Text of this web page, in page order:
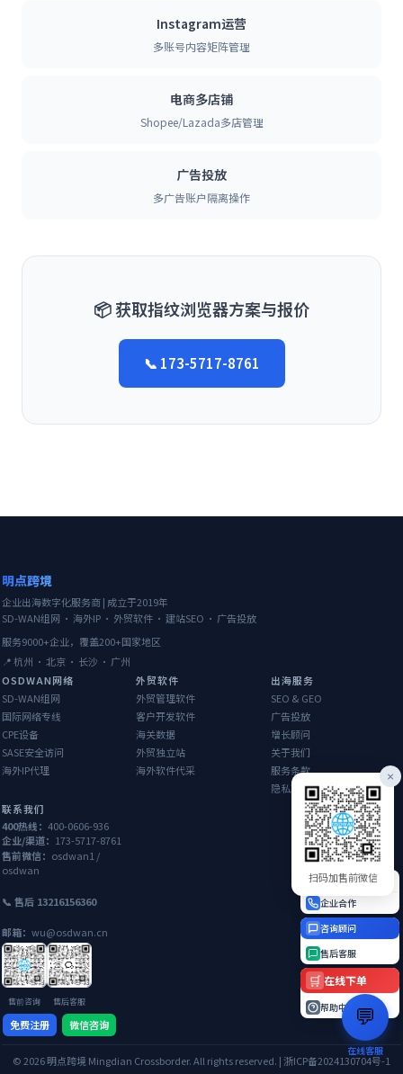
Instagram运营
多账号内容矩阵管理
电商多店铺
Shopee/Lazada多店管理
广告投放
多广告账户隔离操作
📦 获取指纹浏览器方案与报价
📞 173-5717-8761
400热线
企业合作
咨询顾问
售后客服
🛒 在线下单
帮助中心
扫码加售前微信
×
明点跨境
企业出海数字化服务商 | 成立于2019年
SD-WAN组网 · 海外IP · 外贸软件 · 建站SEO · 广告投放
服务9000+企业，覆盖200+国家地区
📍 杭州 · 北京 · 长沙 · 广州
OSDWAN网络
SD-WAN组网
国际网络专线
CPE设备
SASE安全访问
海外IP代理
外贸软件
外贸管理软件
客户开发软件
海关数据
外贸独立站
海外软件代采
出海服务
SEO & GEO
广告投放
增长顾问
关于我们
服务条款
隐私政策
联系我们
400热线： 400-0606-936
企业/渠道： 173-5717-8761
售前微信： osdwan1 /
osdwan
📞 售后 13216156360
邮箱： wu@osdwan.cn
售前咨询 售后客服
免费注册 微信咨询
© 2026 明点跨境 Mingdian Crossborder. All rights reserved. | 浙ICP备2024130704号-1
💬
在线客服